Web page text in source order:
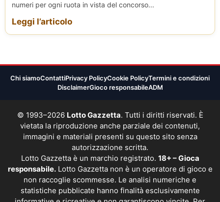
numeri per ogni ruota in vista del concorso...
Leggi l’articolo
Chi siamoContattiPrivacy PolicyCookie PolicyTermini e condizioni
DisclaimerGioco responsabileADM
© 1993–2026 Lotto Gazzetta. Tutti i diritti riservati. È
vietata la riproduzione anche parziale dei contenuti,
immagini e materiali presenti su questo sito senza
autorizzazione scritta.
Lotto Gazzetta è un marchio registrato. 18+ – Gioca
responsabile.Lotto Gazzetta non è un operatore di gioco e
non raccoglie scommesse. Le analisi numeriche e
statistiche pubblicate hanno finalità esclusivamente